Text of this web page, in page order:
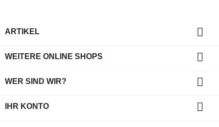
ARTIKEL 
WEITERE ONLINE SHOPS 
WER SIND WIR? 
IHR KONTO 